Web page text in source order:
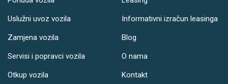
Uslužni uvoz vozila
Zamjena vozila
Servisi i popravci vozila
Otkup vozila
Informativni izračun leasinga
Blog
O nama
Kontakt